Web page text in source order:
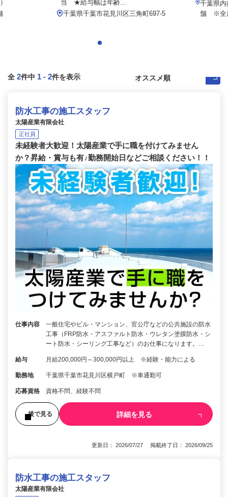
当 ★給与幅は年齢...
千葉県千葉市花見川区三角町697-5
千葉県
舗 ※全
全 2件中 1 - 2件を表示
防水工事の施工スタッフ
太陽産業有限会社
正社員
未経験者大歓迎！太陽産業で手に職を付けてみません
か？昇給・賞与も有♪勤務開始日などご相談ください！！
仕事内容
一般住宅やビル・マンション、官公庁などの公共施設の防水
工事（FRP防水・アスファルト防水・ウレタン塗膜防水・シ
ート防水・シーリング工事など）のお仕事になります。…
給与 月給200,000円～300,000円以上 ※経験・能力による
勤務地 千葉県千葉市花見川区横戸町 ※車通勤可
応募資格 資格不問、経験不問
後で見る 詳細を見る
更新日： 2026/07/27 掲載終了日： 2026/09/25
防水工事の施工スタッフ
太陽産業有限会社